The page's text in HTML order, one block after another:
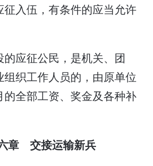
征入伍，有条件的应当允许
应征公民，是机关、团
织工作人员的，由原单位
的全部工资、奖金及各种补
章 交接运输新兵